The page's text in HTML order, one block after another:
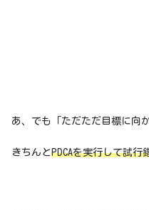
あ、でも「ただただ目標に向
きちんとPDCAを実行して試行